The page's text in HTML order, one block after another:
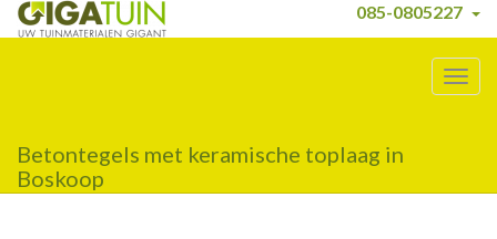
085-0805227
Betontegels met keramische toplaag in
Boskoop